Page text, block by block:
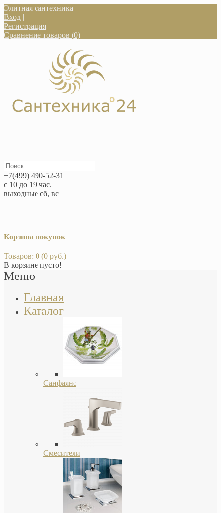
Элитная сантехника
Вход |
Регистрация
Сравнение товаров (0)
+7(499) 490-52-31
с 10 до 19 час.
выходные сб, вс
Корзина покупок
Товаров: 0 (0 руб.)
В корзине пусто!
Меню
Главная
Каталог
Санфаянс
Смесители